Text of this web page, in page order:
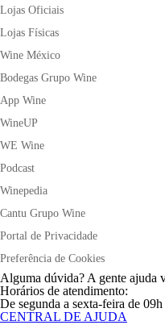
Lojas Oficiais
Lojas Físicas
Wine México
Bodegas Grupo Wine
App Wine
WineUP
WE Wine
Podcast
Winepedia
Cantu Grupo Wine
Portal de Privacidade
Preferência de Cookies
Alguma dúvida? A gente ajuda
Horários de atendimento:
De segunda a sexta-feira de
CENTRAL DE AJUDA